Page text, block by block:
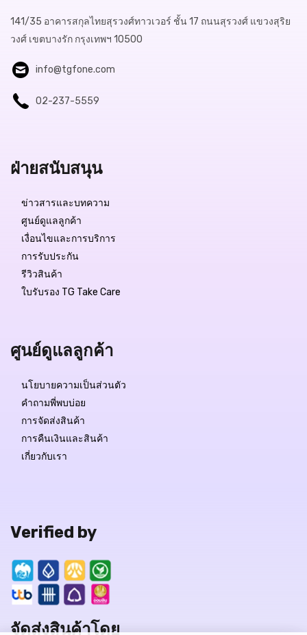
141/35 อาคารสกุลไทยสุรวงศ์ทาวเวอร์ ชั้น 17 ถนนสุรวงศ์ แขวงสุริย
วงศ์ เขตบางรัก กรุงเทพฯ 10500
info@tgfone.com
02-237-5559
ฝ่ายสนับสนุน
ข่าวสารและบทความ
ศูนย์ดูแลลูกค้า
เงื่อนไขและการบริการ
การรับประกัน
รีวิวสินค้า
ใบรับรอง TG Take Care
ศูนย์ดูแลลูกค้า
นโยบายความเป็นส่วนตัว
คำถามพี่พบบ่อย
การจัดส่งสินค้า
การคืนเงินและสินค้า
เกี่ยวกับเรา
Verified by
จัดส่งสินค้าโดย